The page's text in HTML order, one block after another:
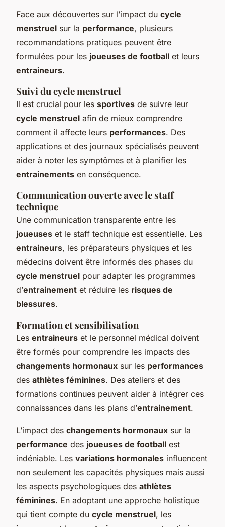
Face aux découvertes sur l’impact du cycle
menstruel sur la performance, plusieurs
recommandations pratiques peuvent être
formulées pour les joueuses de football et leurs
entraineurs.
Suivi du cycle menstruel
Il est crucial pour les sportives de suivre leur
cycle menstruel afin de mieux comprendre
comment il affecte leurs performances. Des
applications et des journaux spécialisés peuvent
aider à noter les symptômes et à planifier les
entrainements en conséquence.
Communication ouverte avec le staff
technique
Une communication transparente entre les
joueuses et le staff technique est essentielle. Les
entraineurs, les préparateurs physiques et les
médecins doivent être informés des phases du
cycle menstruel pour adapter les programmes
d’entrainement et réduire les risques de
blessures.
Formation et sensibilisation
Les entraineurs et le personnel médical doivent
être formés pour comprendre les impacts des
changements hormonaux sur les performances
des athlètes féminines. Des ateliers et des
formations continues peuvent aider à intégrer ces
connaissances dans les plans d’entrainement.
L’impact des changements hormonaux sur la
performance des joueuses de football est
indéniable. Les variations hormonales influencent
non seulement les capacités physiques mais aussi
les aspects psychologiques des athlètes
féminines. En adoptant une approche holistique
qui tient compte du cycle menstruel, les